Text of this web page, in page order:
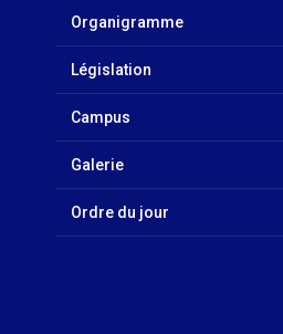
Organigramme
Législation
Campus
Galerie
Ordre du jour